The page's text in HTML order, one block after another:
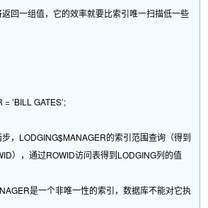
一组值，它的效率就要比索引唯一扫描低一些
GATES’;
，LODGING$MANAGER的索引范围查询（得到
），通过ROWID访问表得到LODGING列的值
是一个非唯一性的索引，数据库不能对它执